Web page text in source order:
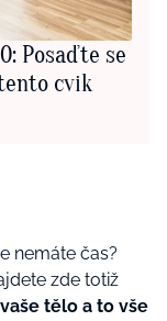
Posaďte se
cvik
nemáte čas?
zde totiž
tělo a to vše